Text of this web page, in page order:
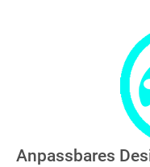
Anpassbares